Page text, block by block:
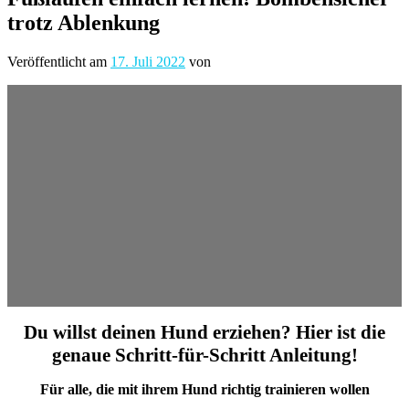
trotz Ablenkung
Veröffentlicht am 17. Juli 2022 von
Du willst deinen Hund erziehen? Hier ist die
genaue Schritt-für-Schritt Anleitung!
Für alle, die mit ihrem Hund richtig trainieren wollen